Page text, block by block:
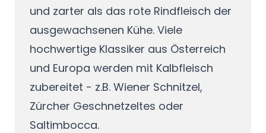
und zarter als das rote Rindfleisch der
ausgewachsenen Kühe. Viele
hochwertige Klassiker aus Österreich
und Europa werden mit Kalbfleisch
zubereitet - z.B. Wiener Schnitzel,
Zürcher Geschnetzeltes oder
Saltimbocca.